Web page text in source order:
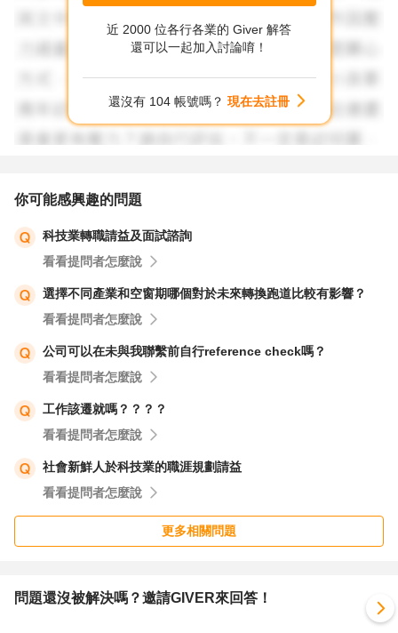
把離職原因定調為：
擇及早調整方向，而不是累積不相關資歷」這會被解讀為有
規劃，而不是不穩定
基本技術能力（如網路、系統、SQL、基礎程式）
學習速度（你這段其實是加分）
是否能「馬上上手＋持續成長」
最後
👉 這三個月不是劣勢，你要把它變成：
祝順心~~
近 2000 位各行各業的 Giver 解答
還可以一起加入討論唷！
還沒有 104 帳號嗎？ 現在去註冊
你可能感興趣的問題
科技業轉職請益及面試諮詢
看看提問者怎麼說
選擇不同產業和空窗期哪個對於未來轉換跑道比較有影響？
看看提問者怎麼說
公司可以在未與我聯繫前自行reference check嗎？
看看提問者怎麼說
工作該遷就嗎？？？？
看看提問者怎麼說
社會新鮮人於科技業的職涯規劃請益
看看提問者怎麼說
更多相關問題
問題還沒被解決嗎？邀請GIVER來回答！